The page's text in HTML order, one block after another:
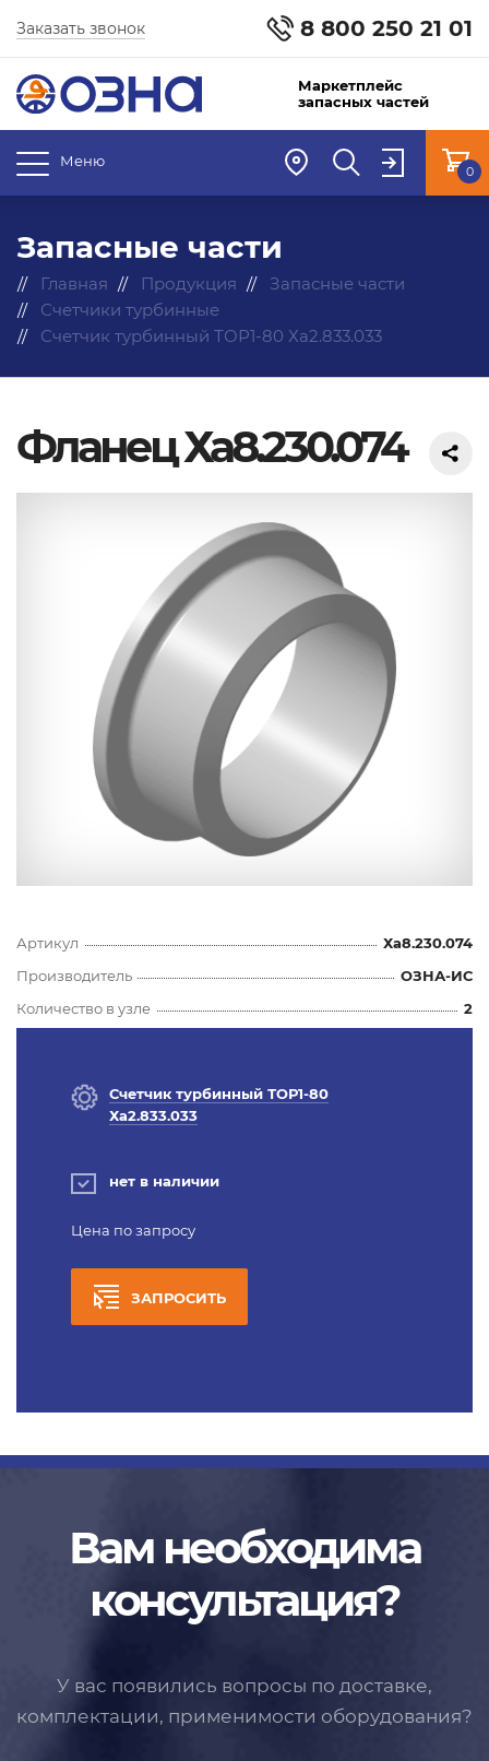
8 800 250 21 01
Заказать звонок
Маркетплейс
запасных частей
Меню
0
Запасные части
Главная Продукция
Запасные части
Счетчики турбинные
Счетчик турбинный ТОР1-80 Ха2.833.033
Фланец Ха8.230.074
Артикул
Ха8.230.074
Производитель
ОЗНА-ИС
Количество в узле
2
Счетчик турбинный ТОР1-80
Ха2.833.033
нет в наличии
Цена по запросу
ЗАПРОСИТЬ
Вам необходима
консультация?
У вас появились вопросы по доставке,
комплектации, применимости оборудования?